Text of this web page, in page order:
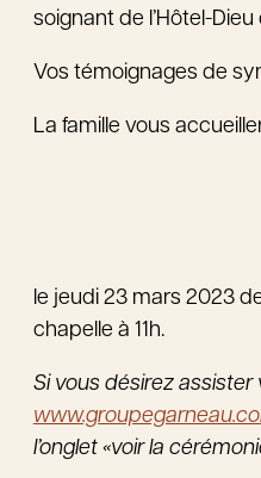
soignant de l’Hôtel-
Vos témoignages de
La famille vous
le jeudi 23 mars 2023
chapelle à 11h.
Si vous désirez
l’onglet «voir la